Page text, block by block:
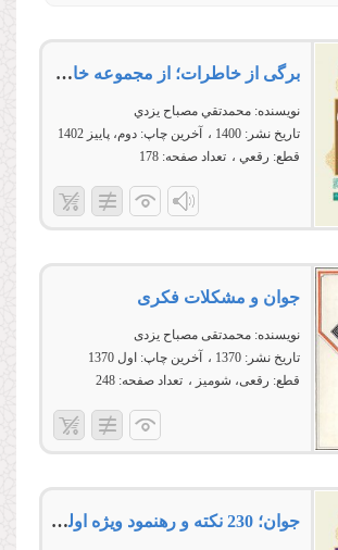
برگی از خاطرات؛ از مجموعه خاطرات حکیم فرزانه خطاب به جوانان
نویسنده: محمدتقي مصباح يزدي
تاریخ نشر: 1400 آخرین چاپ: دوم، پاییز 1402
قطع: رقعي تعداد صفحه: 178
جوان و مشكلات فكری‏‏‏‏
نویسنده: محمدتقی مصباح یزدی
تاریخ نشر: 1370 آخرین چاپ: اول 1370
قطع: رقعی، شومیز تعداد صفحه: 248
جوان؛ 230 نکته و رهنمود ویژه اولیا، مربیان و مسئولان فرهنگی